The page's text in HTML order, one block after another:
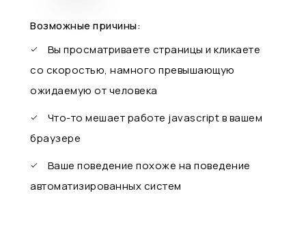
Возможные причины:
Вы просматриваете страницы и кликаете
со скоростью, намного превышающую
ожидаемую от человека
Что-то мешает работе javascript в вашем
браузере
Ваше поведение похоже на поведение
автоматизированных систем